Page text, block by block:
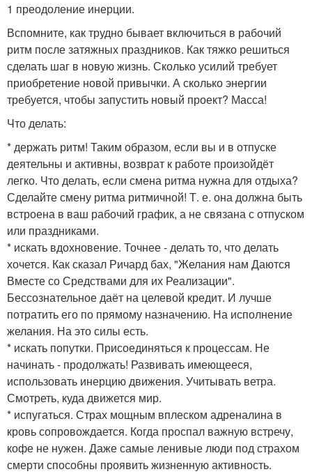
1 преодоление инерции.
Вспомните, как трудно бывает включиться в рабочий
ритм после затяжных праздников. Как тяжко решиться
сделать шаг в новую жизнь. Сколько усилий требует
приобретение новой привычки. А сколько энергии
требуется, чтобы запустить новый проект? Масса!
Что делать:
* держать ритм! Таким образом, если вы и в отпуске
деятельны и активны, возврат к работе произойдёт
легко. Что делать, если смена ритма нужна для отдыха?
Сделайте смену ритма ритмичной! Т. е. она должна быть
встроена в ваш рабочий график, а не связана с отпуском
или праздниками.
* искать вдохновение. Точнее - делать то, что делать
хочется. Как сказал Ричард бах, "Желания нам Даются
Вместе со Средствами для их Реализации".
Бессознательное даёт на целевой кредит. И лучше
потратить его по прямому назначению. На исполнение
желания. На это силы есть.
* искать попутки. Присоединяться к процессам. Не
начинать - продолжать! Развивать имеющееся,
использовать инерцию движения. Учитывать ветра.
Смотреть, куда движется мир.
* испугаться. Страх мощным вплеском адреналина в
кровь сопровождается. Когда проспал важную встречу,
кофе не нужен. Даже самые ленивые люди под страхом
смерти способны проявить жизненную активность.